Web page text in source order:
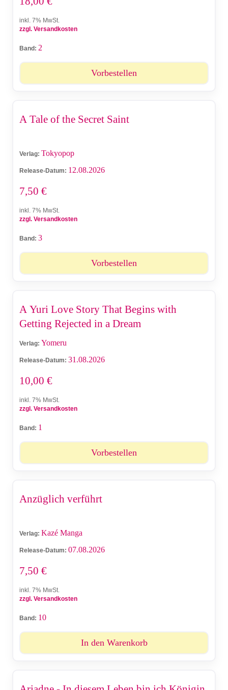
inkl. 7% MwSt.
zzgl. Versandkosten
Band: 2
Vorbestellen
A Tale of the Secret Saint
Verlag: Tokyopop
Release-Datum: 12.08.2026
7,50 €
inkl. 7% MwSt.
zzgl. Versandkosten
Band: 3
Vorbestellen
A Yuri Love Story That Begins with
Getting Rejected in a Dream
Verlag: Yomeru
Release-Datum: 31.08.2026
10,00 €
inkl. 7% MwSt.
zzgl. Versandkosten
Band: 1
Vorbestellen
Anzüglich verführt
Verlag: Kazé Manga
Release-Datum: 07.08.2026
7,50 €
inkl. 7% MwSt.
zzgl. Versandkosten
Band: 10
In den Warenkorb